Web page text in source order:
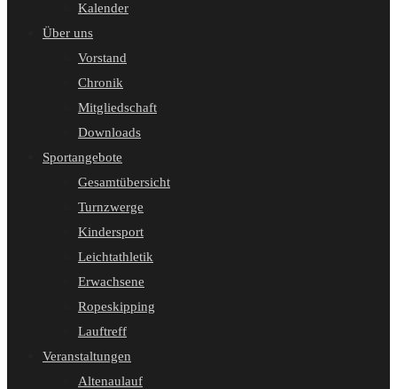
Kalender
Über uns
Vorstand
Chronik
Mitgliedschaft
Downloads
Sportangebote
Gesamtübersicht
Turnzwerge
Kindersport
Leichtathletik
Erwachsene
Ropeskipping
Lauftreff
Veranstaltungen
Altenaulauf